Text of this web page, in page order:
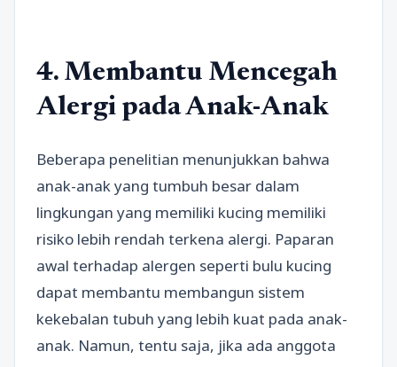
4. Membantu Mencegah
Alergi pada Anak-Anak
Beberapa penelitian menunjukkan bahwa
anak-anak yang tumbuh besar dalam
lingkungan yang memiliki kucing memiliki
risiko lebih rendah terkena alergi. Paparan
awal terhadap alergen seperti bulu kucing
dapat membantu membangun sistem
kekebalan tubuh yang lebih kuat pada anak-
anak. Namun, tentu saja, jika ada anggota